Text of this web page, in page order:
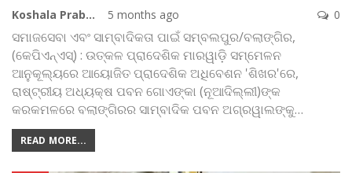
Koshala Prabaha 5 months ago 0
ସମାଜସେବା ଏବଂ ସାମ୍ବାଦିକତା ପାଇଁସମ୍ବଲପୁର/ବଲାଙ୍ଗିର,
(କେପିଏନ୍‌ଏସ୍‌) : ଉତ୍କଳ ପ୍ରାଦେଶିକ ମାରୱାଡ଼ି ସମ୍ମେଳନ
ଆନୁକୂଲ୍ୟରେ ଆୟୋଜିତ ପ୍ରାଦେଶିକ ଅଧିବେଶନ 'ଶିଖର'ରେ,
ରାଷ୍ଟ୍ରୀୟ ଅଧ୍ୟକ୍ଷ ପବନ ଗୋଏଙ୍କା (ନୂଆଦିଲ୍ଲୀ)ଙ୍କ
କରକମଳରେ ବଲାଙ୍ଗିରର ସାମ୍ବାଦିକ ପବନ ଅଗ୍ରୱାଲଙ୍କୁ…
READ MORE...